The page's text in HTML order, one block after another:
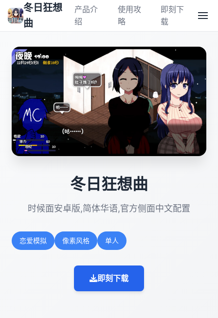
冬日狂想
曲
产品介
绍
使用攻
略
即刻下
载
冬日狂想曲
时候面安卓版,简体华语,官方侧面中文配置
恋爱模拟 像素风格 单人
即刻下载